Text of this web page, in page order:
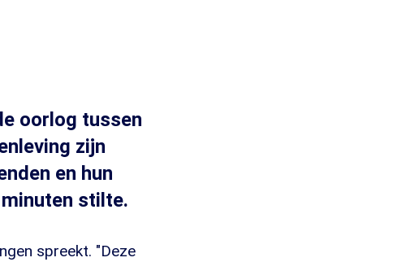
oorlog tussen
zijn
en hun
stilte.
spreekt. "Deze